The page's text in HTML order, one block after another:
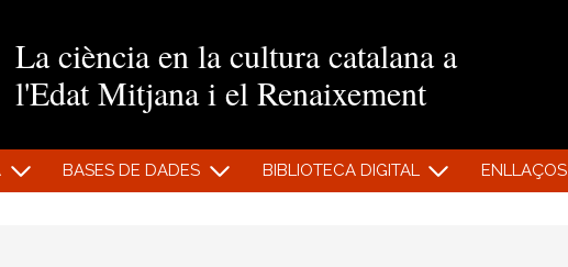
La ciència en la cultura catalana a
l'Edat Mitjana i el Renaixement
BASES DE DADES BIBLIOTECA DIGITAL ENLLAÇOS